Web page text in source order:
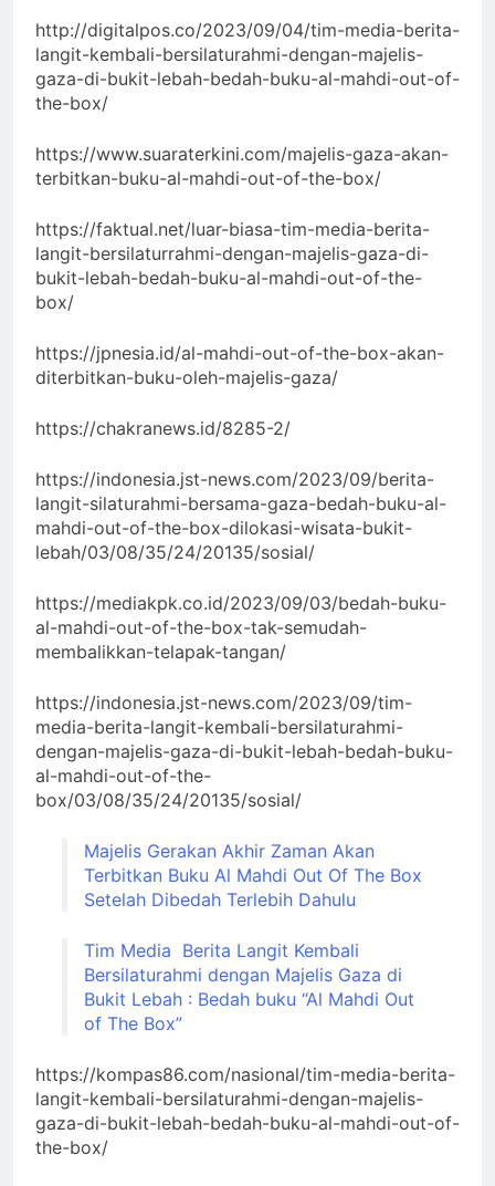
http://digitalpos.co/2023/09/04/tim-media-berita-
langit-kembali-bersilaturahmi-dengan-majelis-
gaza-di-bukit-lebah-bedah-buku-al-mahdi-out-of-
the-box/
https://www.suaraterkini.com/majelis-gaza-akan-
terbitkan-buku-al-mahdi-out-of-the-box/
https://faktual.net/luar-biasa-tim-media-berita-
langit-bersilaturrahmi-dengan-majelis-gaza-di-
bukit-lebah-bedah-buku-al-mahdi-out-of-the-
box/
https://jpnesia.id/al-mahdi-out-of-the-box-akan-
diterbitkan-buku-oleh-majelis-gaza/
https://chakranews.id/8285-2/
https://indonesia.jst-news.com/2023/09/berita-
langit-silaturahmi-bersama-gaza-bedah-buku-al-
mahdi-out-of-the-box-dilokasi-wisata-bukit-
lebah/03/08/35/24/20135/sosial/
https://mediakpk.co.id/2023/09/03/bedah-buku-
al-mahdi-out-of-the-box-tak-semudah-
membalikkan-telapak-tangan/
https://indonesia.jst-news.com/2023/09/tim-
media-berita-langit-kembali-bersilaturahmi-
dengan-majelis-gaza-di-bukit-lebah-bedah-buku-
al-mahdi-out-of-the-
box/03/08/35/24/20135/sosial/
Majelis Gerakan Akhir Zaman Akan
Terbitkan Buku Al Mahdi Out Of The Box
Setelah Dibedah Terlebih Dahulu
Tim Media Berita Langit Kembali
Bersilaturahmi dengan Majelis Gaza di
Bukit Lebah : Bedah buku “Al Mahdi Out
of The Box”
https://kompas86.com/nasional/tim-media-berita-
langit-kembali-bersilaturahmi-dengan-majelis-
gaza-di-bukit-lebah-bedah-buku-al-mahdi-out-of-
the-box/